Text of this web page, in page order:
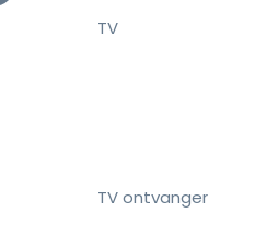
TV
TV ontvanger